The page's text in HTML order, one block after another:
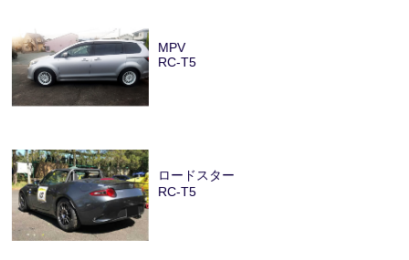
MPV
RC-T5
ロードスター
RC-T5